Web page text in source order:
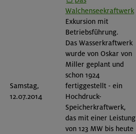
Samstag,
12.07.2014
Walchenseekraftwerk
Exkursion mit
Betriebsführung.
Das Wasserkraftwerk
wurde von Oskar von
Miller geplant und
schon 1924
fertiggestellt - ein
Hochdruck-
Speicherkraftwerk,
das mit einer Leistung
von 123 MW bis heute